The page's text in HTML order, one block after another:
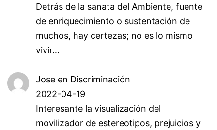
Detrás de la sanata del Ambiente, fuente
de enriquecimiento o sustentación de
muchos, hay certezas; no es lo mismo
vivir…
Joseen Discriminación
2022-04-19
Interesante la visualización del
movilizador de estereotipos, prejuicios y